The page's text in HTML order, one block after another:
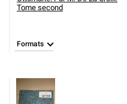
Tome second
Formats